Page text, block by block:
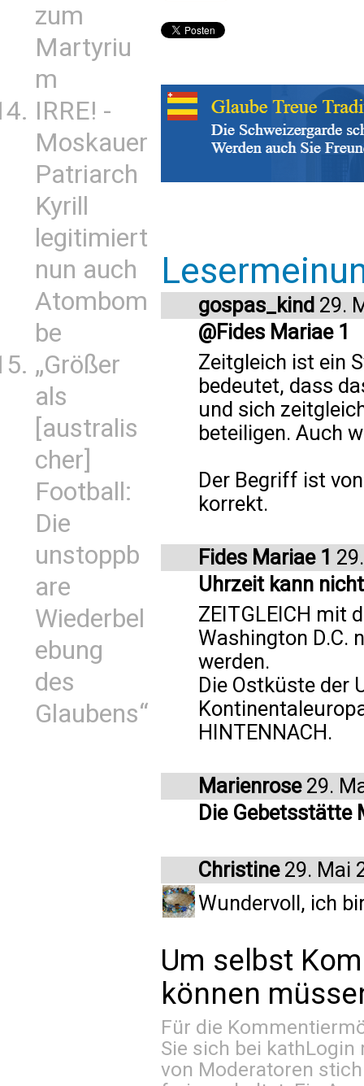
zum
Martyriu
m
IRRE! -
Moskauer
Patriarch
Kyrill
legitimiert
nun auch
Atombom
be
„Größer
als
[australis
cher]
Football:
Die
unstoppb
are
Wiederbel
ebung
des
Glaubens“
gospas_kind 29.
@Fides Mariae 1
Zeitgleich ist ein
bedeutet, dass
und sich
beteiligen. Auch
Der Begriff ist
korrekt.
Fides Mariae 1
Uhrzeit kann
ZEITGLEICH mit
Washington D.C.
werden.
Die Ostküste der
HINTENNACH.
Marienrose29.
Die Gebetsstätte
Christine29. Mai
Wundervoll, ich
Um selbst
können
Für die
Sie sich bei kathLogin
von Moderatoren